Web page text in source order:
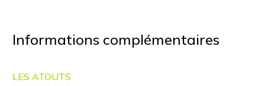
Informations complémentaires
LES ATOUTS